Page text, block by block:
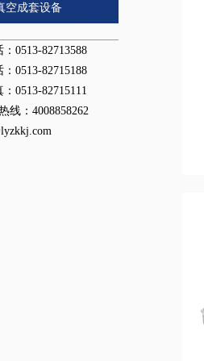
空成套设备
：0513-82713588
：0513-82715188
：0513-82715111
线：4008858262